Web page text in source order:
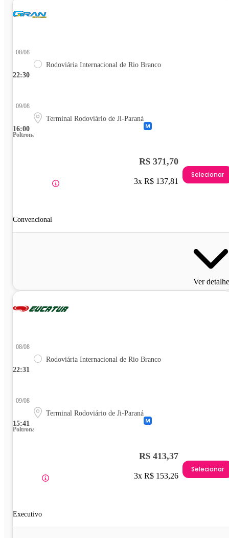
22:30
08/08
Rodoviária Internacional de Rio Branco
16:00
09/08
Terminal Rodoviário de Ji-Paraná
Poltrona
Convencional
R$ 371,70
3x R$ 137,81
Selecionar
Ver
22:31
08/08
Rodoviária Internacional de Rio Branco
15:41
09/08
Terminal Rodoviário de Ji-Paraná
Poltrona
Executivo
R$ 413,37
3x R$ 153,26
Selecionar